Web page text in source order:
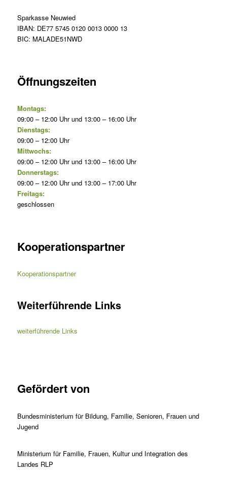
Sparkasse Neuwied
IBAN: DE77 5745 0120 0013 0000 13
BIC: MALADE51NWD
Öffnungszeiten
Montags:
09:00 – 12:00 Uhr und 13:00 – 16:00 Uhr
Dienstags:
09:00 – 12:00 Uhr
Mittwochs:
09:00 – 12:00 Uhr und 13:00 – 16:00 Uhr
Donnerstags:
09:00 – 12:00 Uhr und 13:00 – 17:00 Uhr
Freitags:
geschlossen
Kooperationspartner
Kooperationspartner
Weiterführende Links
weiterführende Links
Gefördert von
Bundesministerium für Bildung, Familie, Senioren, Frauen und
Jugend
Ministerium für Familie, Frauen, Kultur und Integration des
Landes RLP